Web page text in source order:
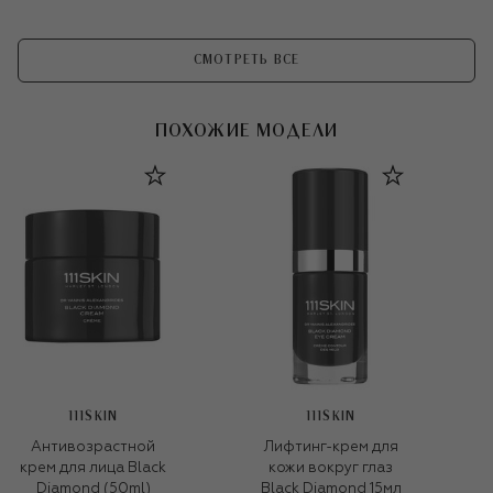
СМОТРЕТЬ ВСЕ
ПОХОЖИЕ МОДЕЛИ
111SKIN
Антивозрастной
крем для лица Black
Diamond (50ml)
111SKIN
Лифтинг-крем для
кожи вокруг глаз
Black Diamond 15мл